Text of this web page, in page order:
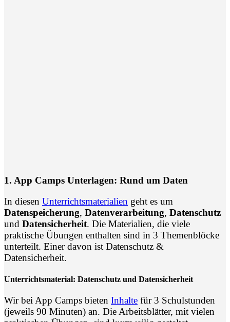
1. App Camps Unterlagen: Rund um Daten
In diesen Unterrichtsmaterialien geht es um
Datenspeicherung, Datenverarbeitung, Datenschutz
und Datensicherheit. Die Materialien, die viele
praktische Übungen enthalten sind in 3 Themenblöcke
unterteilt. Einer davon ist Datenschutz &
Datensicherheit.
Unterrichtsmaterial: Datenschutz und Datensicherheit
Wir bei App Camps bieten Inhalte für 3 Schulstunden
(jeweils 90 Minuten) an. Die Arbeitsblätter, mit vielen